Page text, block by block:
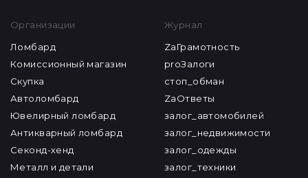
Организации
Ломбард
Комиссионный магазин
Скупка
Автоломбард
Ювелирный ломбард
Антикварный ломбард
Секонд-хенд
Металл и детали
Журнал
ZaГрамотность
proЗалоги
стоп_обман
ZaОтветы
залог_автомобилей
залог_недвижимости
залог_одежды
залог_техники